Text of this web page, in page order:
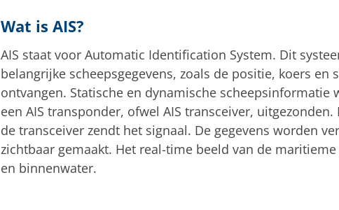
Wat is AIS?
AIS staat voor Automatic Identification System. Dit
belangrijke scheepsgegevens, zoals de positie, koers en
ontvangen. Statische en dynamische
een AIS transponder, ofwel AIS transceiver, uitgezonden.
de transceiver zendt het signaal. De gegevens worden
zichtbaar gemaakt. Het real-time beeld van de
en binnenwater.